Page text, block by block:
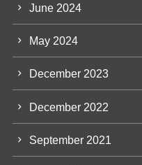
June 2024
May 2024
December 2023
December 2022
September 2021